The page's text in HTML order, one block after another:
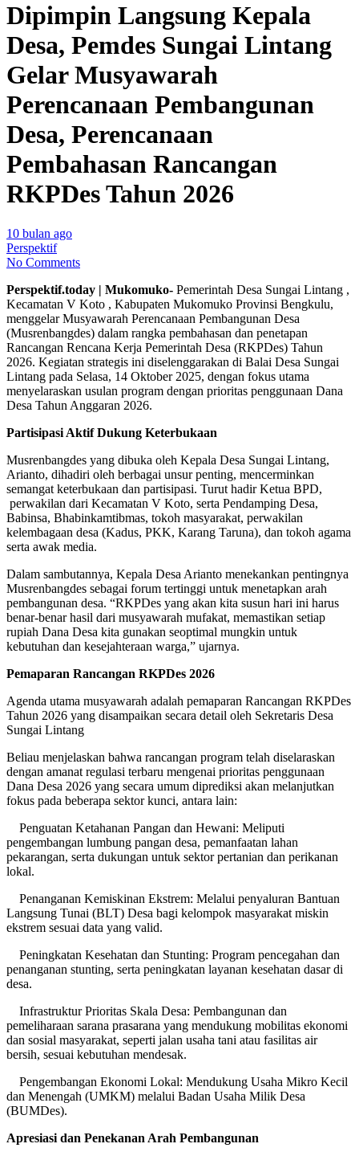
Dipimpin Langsung Kepala
Desa, Pemdes Sungai Lintang
Gelar Musyawarah
Perencanaan Pembangunan
Desa, Perencanaan
Pembahasan Rancangan
RKPDes Tahun 2026
10 bulan ago
Perspektif
No Comments
Perspektif.today | Mukomuko- Pemerintah Desa Sungai Lintang ,
Kecamatan V Koto , Kabupaten Mukomuko Provinsi Bengkulu,
menggelar Musyawarah Perencanaan Pembangunan Desa
(Musrenbangdes) dalam rangka pembahasan dan penetapan
Rancangan Rencana Kerja Pemerintah Desa (RKPDes) Tahun
2026. Kegiatan strategis ini diselenggarakan di Balai Desa Sungai
Lintang pada Selasa, 14 Oktober 2025, dengan fokus utama
menyelaraskan usulan program dengan prioritas penggunaan Dana
Desa Tahun Anggaran 2026.
Partisipasi Aktif Dukung Keterbukaan
Musrenbangdes yang dibuka oleh Kepala Desa Sungai Lintang,
Arianto, dihadiri oleh berbagai unsur penting, mencerminkan
semangat keterbukaan dan partisipasi. Turut hadir Ketua BPD,
perwakilan dari Kecamatan V Koto, serta Pendamping Desa,
Babinsa, Bhabinkamtibmas, tokoh masyarakat, perwakilan
kelembagaan desa (Kadus, PKK, Karang Taruna), dan tokoh agama
serta awak media.
Dalam sambutannya, Kepala Desa Arianto menekankan pentingnya
Musrenbangdes sebagai forum tertinggi untuk menetapkan arah
pembangunan desa. “RKPDes yang akan kita susun hari ini harus
benar-benar hasil dari musyawarah mufakat, memastikan setiap
rupiah Dana Desa kita gunakan seoptimal mungkin untuk
kebutuhan dan kesejahteraan warga,” ujarnya.
Pemaparan Rancangan RKPDes 2026
Agenda utama musyawarah adalah pemaparan Rancangan RKPDes
Tahun 2026 yang disampaikan secara detail oleh Sekretaris Desa
Sungai Lintang
Beliau menjelaskan bahwa rancangan program telah diselaraskan
dengan amanat regulasi terbaru mengenai prioritas penggunaan
Dana Desa 2026 yang secara umum diprediksi akan melanjutkan
fokus pada beberapa sektor kunci, antara lain:
Penguatan Ketahanan Pangan dan Hewani: Meliputi
pengembangan lumbung pangan desa, pemanfaatan lahan
pekarangan, serta dukungan untuk sektor pertanian dan perikanan
lokal.
Penanganan Kemiskinan Ekstrem: Melalui penyaluran Bantuan
Langsung Tunai (BLT) Desa bagi kelompok masyarakat miskin
ekstrem sesuai data yang valid.
Peningkatan Kesehatan dan Stunting: Program pencegahan dan
penanganan stunting, serta peningkatan layanan kesehatan dasar di
desa.
Infrastruktur Prioritas Skala Desa: Pembangunan dan
pemeliharaan sarana prasarana yang mendukung mobilitas ekonomi
dan sosial masyarakat, seperti jalan usaha tani atau fasilitas air
bersih, sesuai kebutuhan mendesak.
Pengembangan Ekonomi Lokal: Mendukung Usaha Mikro Kecil
dan Menengah (UMKM) melalui Badan Usaha Milik Desa
(BUMDes).
Apresiasi dan Penekanan Arah Pembangunan